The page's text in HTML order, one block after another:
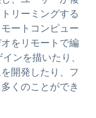
リーミングする
ートコンピュー
をリモートで編
ンを描いたり、
開発したり、フ
くのことができ